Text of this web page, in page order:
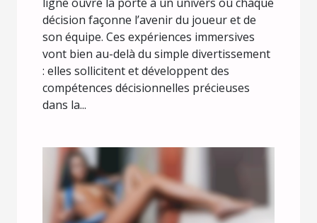
décision façonne l’avenir du joueur et de
son équipe. Ces expériences immersives
vont bien au-delà du simple divertissement
: elles sollicitent et développent des
compétences décisionnelles précieuses
dans la...